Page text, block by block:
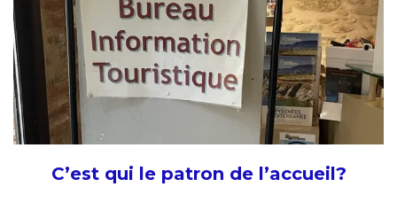
C’est qui le patron de l’accueil?